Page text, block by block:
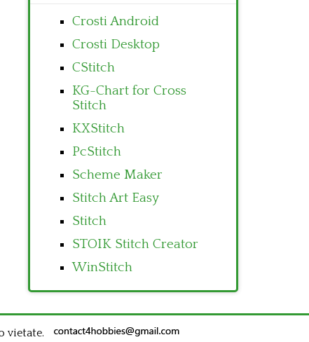
Crosti Android
Crosti Desktop
CStitch
KG-Chart for Cross
Stitch
KXStitch
PcStitch
Scheme Maker
Stitch Art Easy
Stitch
STOIK Stitch Creator
WinStitch
vietate.